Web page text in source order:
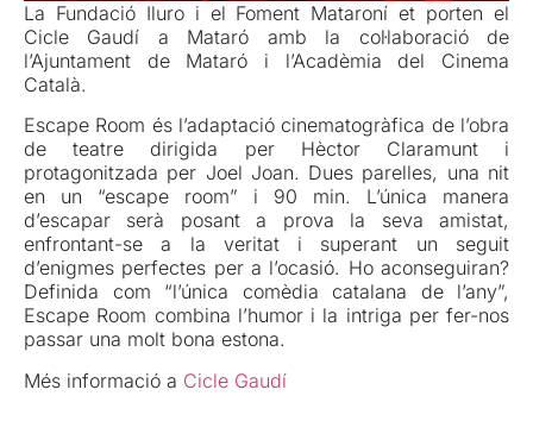
La Fundació Iluro i el Foment Mataroní et porten el
Cicle Gaudí a Mataró amb la col·laboració de
l’Ajuntament de Mataró i l’Acadèmia del Cinema
Català.
Escape Room és l’adaptació cinematogràfica de l’obra
de teatre dirigida per Hèctor Claramunt i
protagonitzada per Joel Joan. Dues parelles, una nit
en un “escape room” i 90 min. L’única manera
d’escapar serà posant a prova la seva amistat,
enfrontant-se a la veritat i superant un seguit
d’enigmes perfectes per a l’ocasió. Ho aconseguiran?
Definida com “l’única comèdia catalana de l’any”,
Escape Room combina l’humor i la intriga per fer-nos
passar una molt bona estona.
Més informació a Cicle Gaudí